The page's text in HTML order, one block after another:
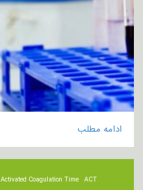
ادامه مطلب
ACT
Activated Coagulation Time